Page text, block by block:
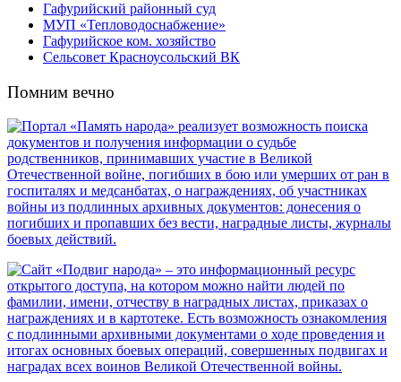
Гафурийский районный суд
МУП «Тепловодоснабжение»
Гафурийское ком. хозяйство
Сельсовет Красноусольский ВК
Помним вечно